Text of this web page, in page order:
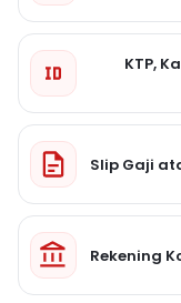
KTP,
Slip Gaji
Rekening